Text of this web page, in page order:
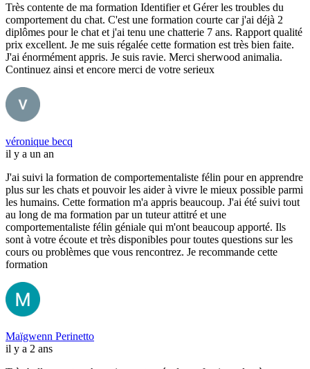
Très contente de ma formation Identifier et Gérer les troubles du
comportement du chat. C'est une formation courte car j'ai déjà 2
diplômes pour le chat et j'ai tenu une chatterie 7 ans. Rapport qualité
prix excellent. Je me suis régalée cette formation est très bien faite.
J'ai énormément appris. Je suis ravie. Merci sherwood animalia.
Continuez ainsi et encore merci de votre serieux
véronique becq
il y a un an
J'ai suivi la formation de comportementaliste félin pour en apprendre
plus sur les chats et pouvoir les aider à vivre le mieux possible parmi
les humains. Cette formation m'a appris beaucoup. J'ai été suivi tout
au long de ma formation par un tuteur attitré et une
comportementaliste félin géniale qui m'ont beaucoup apporté. Ils
sont à votre écoute et très disponibles pour toutes questions sur les
cours ou problèmes que vous rencontrez. Je recommande cette
formation
Maïgwenn Perinetto
il y a 2 ans